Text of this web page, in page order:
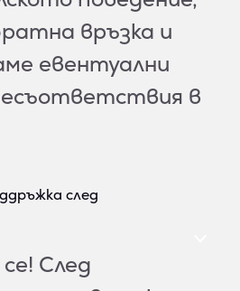
връзка и
евентуални
в
след
След